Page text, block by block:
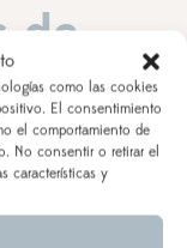
como las cookies
El consentimiento
el comportamiento de
No consentir o retirar el
características y
de
de julio
saldrán,
procesamiento